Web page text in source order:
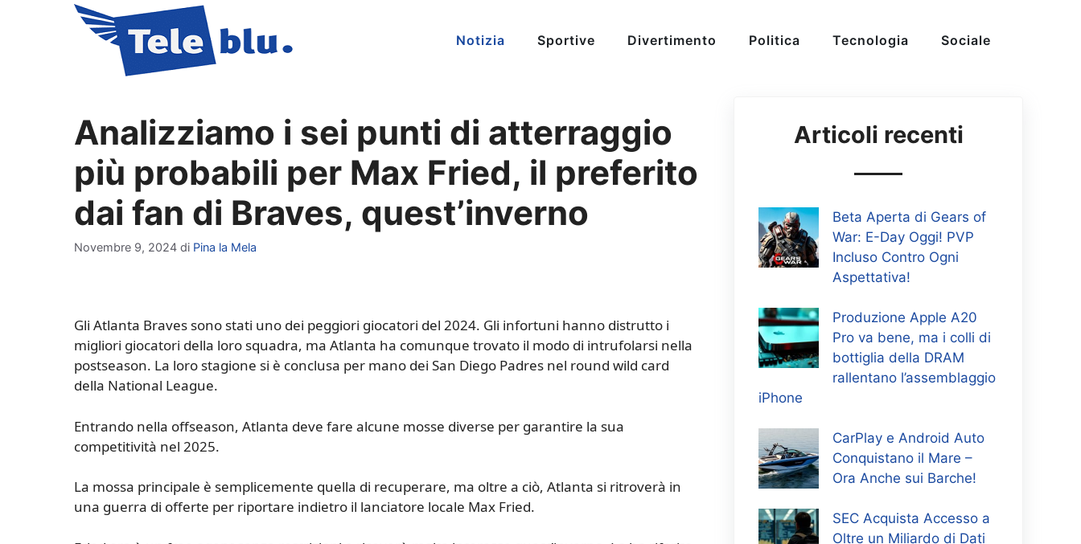
Notizia Sportive Divertimento Politica Tecnologia Sociale
Analizziamo i sei punti di atterraggio
più probabili per Max Fried, il preferito
dai fan di Braves, quest’inverno
Novembre 9, 2024 di Pina la Mela
Gli Atlanta Braves sono stati uno dei peggiori giocatori del 2024. Gli infortuni hanno distrutto i
migliori giocatori della loro squadra, ma Atlanta ha comunque trovato il modo di intrufolarsi nella
postseason. La loro stagione si è conclusa per mano dei San Diego Padres nel round wild card
della National League.
Entrando nella offseason, Atlanta deve fare alcune mosse diverse per garantire la sua
competitività nel 2025.
La mossa principale è semplicemente quella di recuperare, ma oltre a ciò, Atlanta si ritroverà in
una guerra di offerte per riportare indietro il lanciatore locale Max Fried.
Articoli recenti
Beta Aperta di Gears of
War: E-Day Oggi! PVP
Incluso Contro Ogni
Aspettativa!
Produzione Apple A20
Pro va bene, ma i colli di
bottiglia della DRAM
rallentano l’assemblaggio
iPhone
CarPlay e Android Auto
Conquistano il Mare –
Ora Anche sui Barche!
SEC Acquista Accesso a
Oltre un Miliardo di Dati